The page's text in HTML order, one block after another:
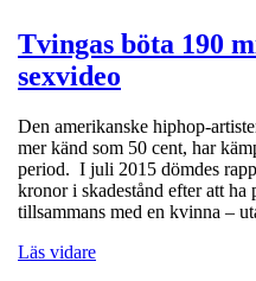
Tvingas böta 190
sexvideo
Den amerikanske hiphop-
mer känd som 50 cent, har
period. I juli 2015 dömdes
kronor i skadestånd efter att
tillsammans med en kvinna –
Läs vidare